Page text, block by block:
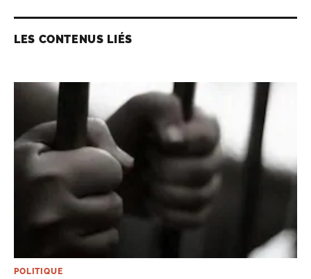
LES CONTENUS LIÉS
POLITIQUE